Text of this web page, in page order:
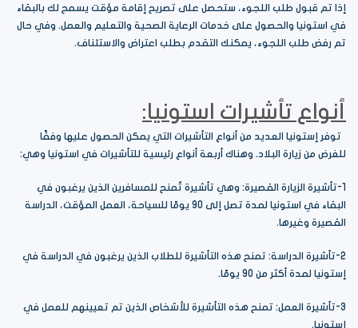
إذا تم قبول طلب اللجوء، ستحصل على تصريح إقامة مؤقت يسمح لك بالبقاء
في استونيا والحصول على خدمات الرعاية الصحية والتعليم والعمل. وفي حال
تم رفض طلب اللجوء، يمكنك التقدم بطلب اعتراض والاستئناف.
أنواع تأشيرات استونيا:
توفر إستونيا العديد من أنواع التأشيرات التي يمكن الحصول عليها وفقًا
للغرض من زيارة البلاد. وهناك أربعة أنواع رئيسية للتأشيرات في استونيا وهي:
1-تأشيرة الزيارة القصيرة: وهي تأشيرة تُمنح للمسافرين الذين يرغبون في
البقاء في استونيا لمدة تصل إلى 90 يومًا للسياحة، العمل المؤقت، الدراسة
القصيرة وغيرها.
2-تأشيرة الدراسة: تمنح هذه التأشيرة للطلاب الذين يرغبون في الدراسة في
إستونيا لمدة أكثر من 90 يومًا.
3-تأشيرة العمل: تمنح هذه التأشيرة للأشخاص الذين تم تعيينهم للعمل في
إستونيا.